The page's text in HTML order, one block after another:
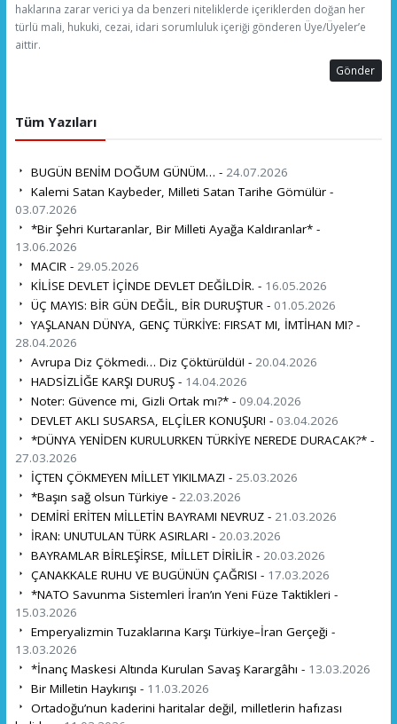
haklarına zarar verici ya da benzeri niteliklerde içeriklerden doğan her
türlü mali, hukuki, cezai, idari sorumluluk içeriği gönderen Üye/Üyeler’e
aittir.
Gönder
Tüm Yazıları
BUGÜN BENİM DOĞUM GÜNÜM… - 24.07.2026
Kalemi Satan Kaybeder, Milleti Satan Tarihe Gömülür -
03.07.2026
*Bir Şehri Kurtaranlar, Bir Milleti Ayağa Kaldıranlar* -
13.06.2026
MACIR - 29.05.2026
KİLİSE DEVLET İÇİNDE DEVLET DEĞİLDİR. - 16.05.2026
ÜÇ MAYIS: BİR GÜN DEĞİL, BİR DURUŞTUR - 01.05.2026
YAŞLANAN DÜNYA, GENÇ TÜRKİYE: FIRSAT MI, İMTİHAN MI? -
28.04.2026
Avrupa Diz Çökmedi… Diz Çöktürüldü! - 20.04.2026
HADSİZLİĞE KARŞI DURUŞ - 14.04.2026
Noter: Güvence mi, Gizli Ortak mı?* - 09.04.2026
DEVLET AKLI SUSARSA, ELÇİLER KONUŞUR! - 03.04.2026
*DÜNYA YENİDEN KURULURKEN TÜRKİYE NEREDE DURACAK?* -
27.03.2026
İÇTEN ÇÖKMEYEN MİLLET YIKILMAZ! - 25.03.2026
*Başın sağ olsun Türkiye - 22.03.2026
DEMİRİ ERİTEN MİLLETİN BAYRAMI NEVRUZ - 21.03.2026
İRAN: UNUTULAN TÜRK ASIRLARI - 20.03.2026
BAYRAMLAR BİRLEŞİRSE, MİLLET DİRİLİR - 20.03.2026
ÇANAKKALE RUHU VE BUGÜNÜN ÇAĞRISI - 17.03.2026
*NATO Savunma Sistemleri İran’ın Yeni Füze Taktikleri -
15.03.2026
Emperyalizmin Tuzaklarına Karşı Türkiye–İran Gerçeği -
13.03.2026
*İnanç Maskesi Altında Kurulan Savaş Karargâhı - 13.03.2026
Bir Milletin Haykırışı - 11.03.2026
Ortadoğu’nun kaderini haritalar değil, milletlerin hafızası